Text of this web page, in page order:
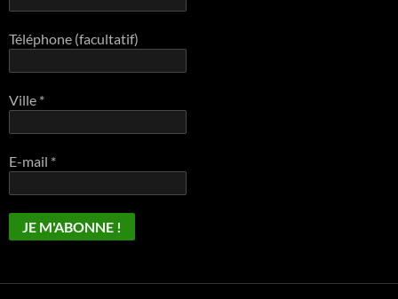
Téléphone (facultatif)
Ville *
E-mail *